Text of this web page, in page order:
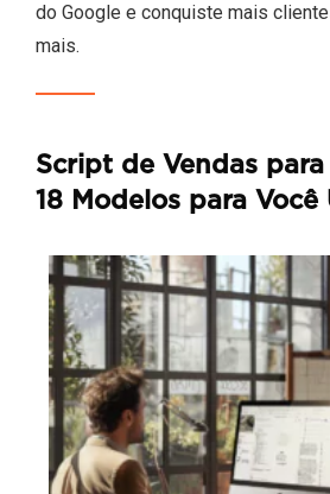
do Google e conquiste mais
mais.
Script de Vendas
18 Modelos para Você